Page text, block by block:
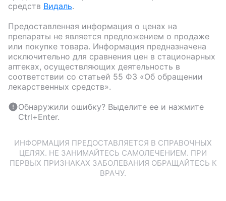
средств Видаль.
Предоставленная информация о ценах на
препараты не является предложением о продаже
или покупке товара. Информация предназначена
исключительно для сравнения цен в стационарных
аптеках, осуществляющих деятельность в
соответствии со статьей 55 ФЗ «Об обращении
лекарственных средств».
Обнаружили ошибку? Выделите ее и нажмите
Ctrl+Enter.
ИНФОРМАЦИЯ ПРЕДОСТАВЛЯЕТСЯ В СПРАВОЧНЫХ
ЦЕЛЯХ. НЕ ЗАНИМАЙТЕСЬ САМОЛЕЧЕНИЕМ. ПРИ
ПЕРВЫХ ПРИЗНАКАХ ЗАБОЛЕВАНИЯ ОБРАЩАЙТЕСЬ К
ВРАЧУ.